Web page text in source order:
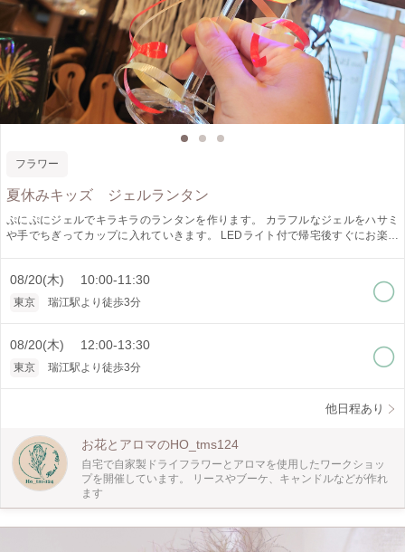
フラワー
夏休みキッズ ジェルランタン
ぷにぷにジェルでキラキラのランタンを作ります。 カラフルなジェルをハサミ
や手でちぎってカップに入れていきます。 LEDライト付で帰宅後すぐにお楽し
08/20(木) 10:00-11:30
東京 瑞江駅より徒歩3分
08/20(木) 12:00-13:30
東京 瑞江駅より徒歩3分
他日程あり
お花とアロマのHO_tms124
自宅で自家製ドライフラワーとアロマを使用したワークショッ
プを開催しています。 リースやブーケ、キャンドルなどが作れ
ます